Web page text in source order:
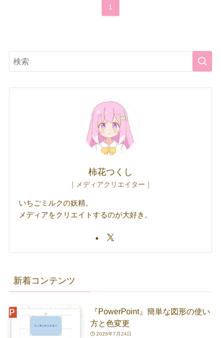
1
柿花つくし
｜メディアクリエイター｜
いちごミルクの妖精。
メディアをクリエイトするのが大好き。
新着コンテンツ
『PowerPoint』簡単な図形の使い
方と色変更
2026年7月24日